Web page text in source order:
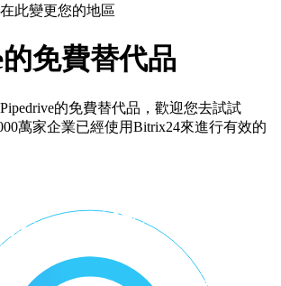
此變更您的地區
免費替代品
的免費替代品，歡迎您去試試
萬家企業已經使用Bitrix24來進行有效的